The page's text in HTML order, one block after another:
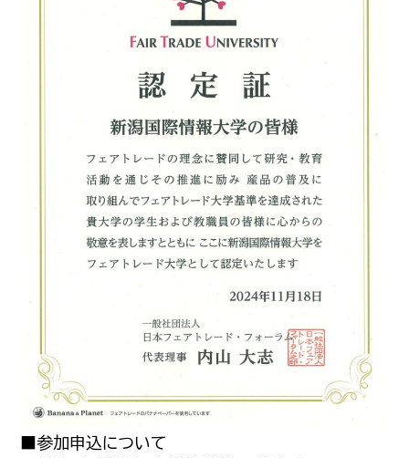
■参加申込について